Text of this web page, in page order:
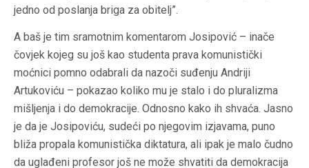
jedno od poslanja briga za obitelj”.
A baš je tim sramotnim komentarom Josipović – inače
čovjek kojeg su još kao studenta prava komunistički
moćnici pomno odabrali da nazoči suđenju Andriji
Artukoviću – pokazao koliko mu je stalo i do pluralizma
mišljenja i do demokracije. Odnosno kako ih shvaća. Jasno
je da je Josipoviću, sudeći po njegovim izjavama, puno
bliža propala komunistička diktatura, ali ipak je malo čudno
da uglađeni profesor još ne može shvatiti da demokracija